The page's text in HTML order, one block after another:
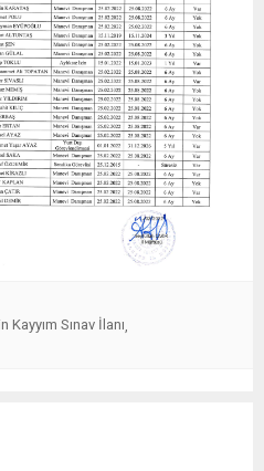
Sınav İlanı